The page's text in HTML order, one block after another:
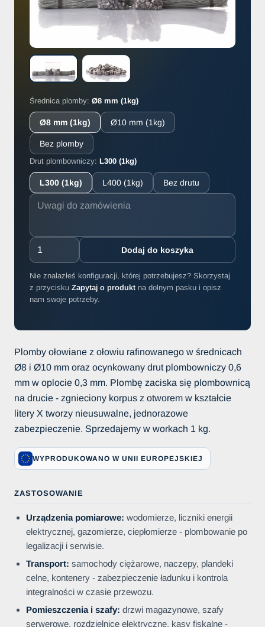
Średnica plomby: Ø8 mm (1kg)
Ø8 mm (1kg) Ø10 mm (1kg)
Bez plomby
Drut plombowniczy: L300 (1kg)
L300 (1kg) L400 (1kg) Bez drutu
Dodaj do koszyka
Nie znalazłeś konfiguracji, której potrzebujesz? Skorzystaj
z przycisku Zapytaj o produkt na dolnym pasku i opisz
nam swoje potrzeby.
Plomby ołowiane z ołowiu rafinowanego w średnicach
Ø8 i Ø10 mm oraz ocynkowany drut plombowniczy 0,6
mm w oplocie 0,3 mm. Plombę zaciska się plombownicą
na drucie - zgnieciony korpus z otworem w kształcie
litery X tworzy nieusuwalne, jednorazowe
zabezpieczenie. Sprzedajemy w workach 1 kg.
WYPRODUKOWANO W UNII EUROPEJSKIEJ
ZASTOSOWANIE
Urządzenia pomiarowe: wodomierze, liczniki energii
elektrycznej, gazomierze, ciepłomierze - plombowanie po
legalizacji i serwisie.
Transport: samochody ciężarowe, naczepy, plandeki
celne, kontenery - zabezpieczenie ładunku i kontrola
integralności w czasie przewozu.
Pomieszczenia i szafy: drzwi magazynowe, szafy
serwerowe, rozdzielnice elektryczne, kasy fiskalne -